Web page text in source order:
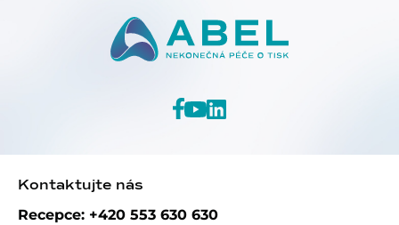
Kontaktujte nás
Recepce: +420 553 630 630